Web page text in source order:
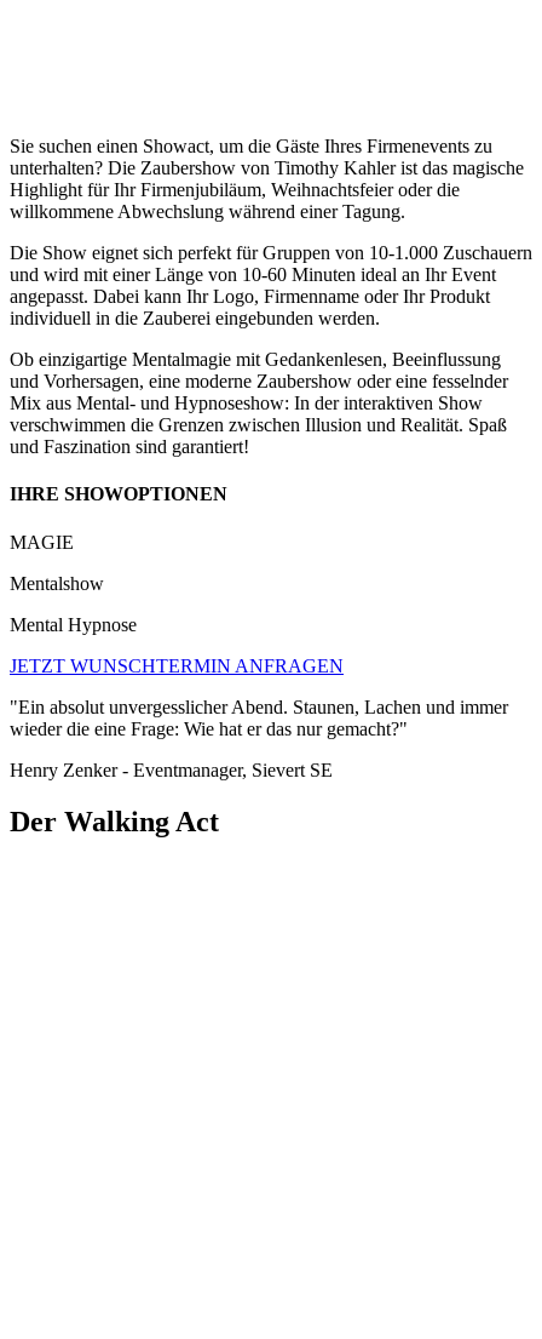
Sie suchen einen Showact, um die Gäste Ihres Firmenevents zu
unterhalten? Die Zaubershow von Timothy Kahler ist das magische
Highlight für Ihr Firmenjubiläum, Weihnachtsfeier oder die
willkommene Abwechslung während einer Tagung.
Die Show eignet sich perfekt für Gruppen von 10-1.000 Zuschauern
und wird mit einer Länge von 10-60 Minuten ideal an Ihr Event
angepasst. Dabei kann Ihr Logo, Firmenname oder Ihr Produkt
individuell in die Zauberei eingebunden werden.
Ob einzigartige Mentalmagie mit Gedankenlesen, Beeinflussung
und Vorhersagen, eine moderne Zaubershow oder eine fesselnder
Mix aus Mental- und Hypnoseshow: In der interaktiven Show
verschwimmen die Grenzen zwischen Illusion und Realität. Spaß
und Faszination sind garantiert!
IHRE SHOWOPTIONEN
MAGIE
Mentalshow
Mental Hypnose
JETZT WUNSCHTERMIN ANFRAGEN
"Ein absolut unvergesslicher Abend. Staunen, Lachen und immer
wieder die eine Frage: Wie hat er das nur gemacht?"
Henry Zenker - Eventmanager, Sievert SE
Der Walking Act